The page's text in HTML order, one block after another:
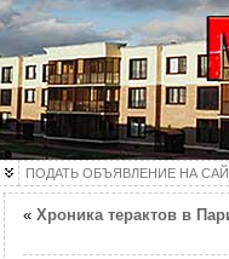
ПОДАТЬ ОБЪЯВЛЕНИЕ НА
« Хроника терактов в